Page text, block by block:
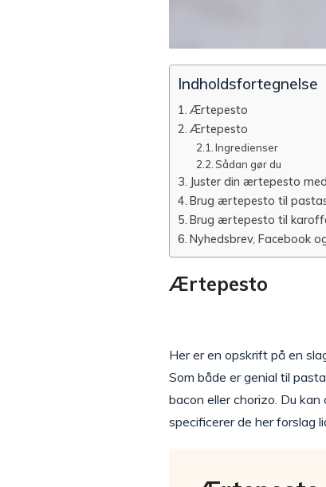
Indholdsfortegnelse
Ærtepesto
Ærtepesto
Ingredienser
Sådan gør du
Juster din ærtepesto
Brug ærtepesto til
Brug ærtepesto til
Nyhedsbrev, Facebook
Ærtepesto
Her er en opskrift på en
Som både er genial til
bacon eller chorizo. Du
specificerer de her forslag